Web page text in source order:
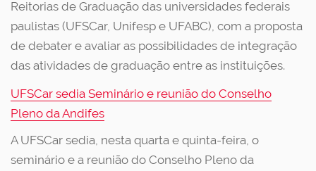
Reitorias de Graduação das universidades federais
paulistas (UFSCar, Unifesp e UFABC), com a proposta
de debater e avaliar as possibilidades de integração
das atividades de graduação entre as instituições.
UFSCar sedia Seminário e reunião do Conselho
Pleno da Andifes
A UFSCar sedia, nesta quarta e quinta-feira, o
seminário e a reunião do Conselho Pleno da